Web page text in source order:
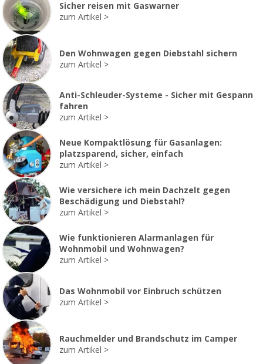
Sicher reisen mit Gaswarner
zum Artikel
Den Wohnwagen gegen Diebstahl sichern
zum Artikel
Anti-Schleuder-Systeme - Sicher mit Gespann
fahren
zum Artikel
Neue Kompaktlösung für Gasanlagen:
platzsparend, sicher, einfach
zum Artikel
Wie versichere ich mein Dachzelt gegen
Beschädigung und Diebstahl?
zum Artikel
Wie funktionieren Alarmanlagen für
Wohnmobil und Wohnwagen?
zum Artikel
Das Wohnmobil vor Einbruch schützen
zum Artikel
Rauchmelder und Brandschutz im Camper
zum Artikel